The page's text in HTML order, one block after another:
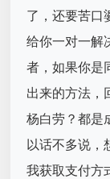
了，还要苦口
给你一对一解
者，如果你是
出来的方法，
杨白劳？都是
以话不多说，
我获取支付方